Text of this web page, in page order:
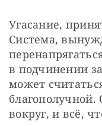
Угасание,
Система,
в подчинении
может
вокруг, и всё,